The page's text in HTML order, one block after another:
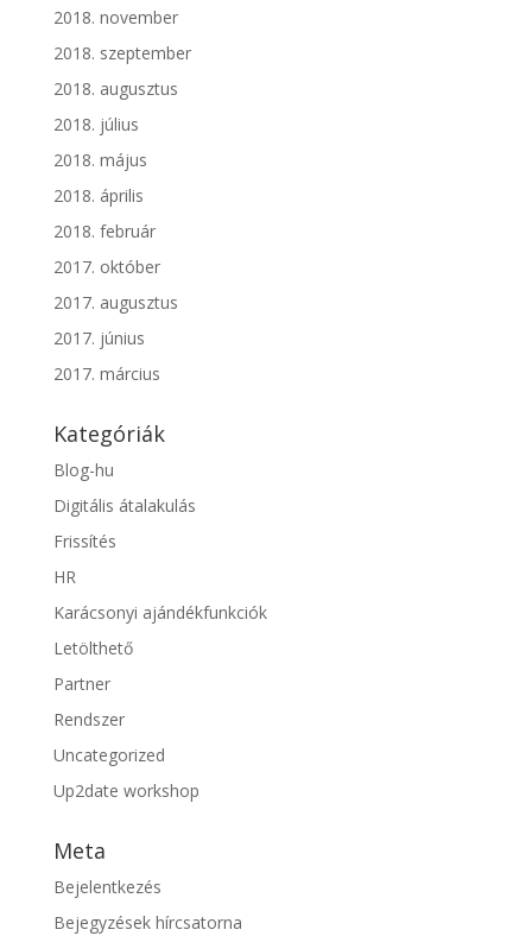
2018. november
2018. szeptember
2018. augusztus
2018. július
2018. május
2018. április
2018. február
2017. október
2017. augusztus
2017. június
2017. március
Kategóriák
Blog-hu
Digitális átalakulás
Frissítés
HR
Karácsonyi ajándékfunkciók
Letölthető
Partner
Rendszer
Uncategorized
Up2date workshop
Meta
Bejelentkezés
Bejegyzések hírcsatorna